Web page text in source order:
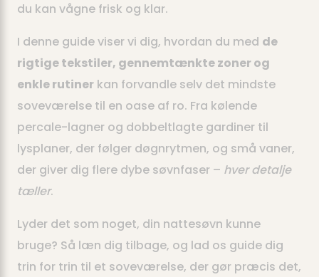
du kan vågne frisk og klar.
I denne guide viser vi dig, hvordan du med de
rigtige tekstiler, gennemtænkte zoner og
enkle rutiner kan forvandle selv det mindste
soveværelse til en oase af ro. Fra kølende
percale-lagner og dobbeltlagte gardiner til
lysplaner, der følger døgnrytmen, og små vaner,
der giver dig flere dybe søvnfaser – hver detalje
tæller.
Lyder det som noget, din nattesøvn kunne
bruge? Så læn dig tilbage, og lad os guide dig
trin for trin til et soveværelse, der gør præcis det,